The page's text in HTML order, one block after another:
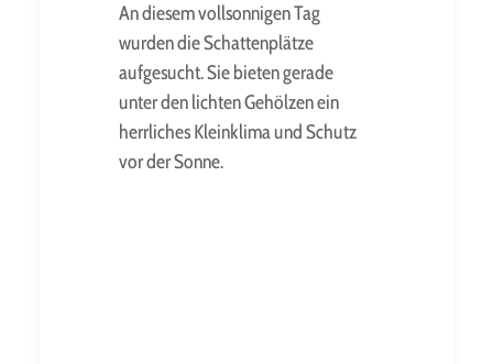
An diesem vollsonnigen Tag
wurden die Schattenplätze
aufgesucht. Sie bieten gerade
unter den lichten Gehölzen ein
herrliches Kleinklima und Schutz
vor der Sonne.